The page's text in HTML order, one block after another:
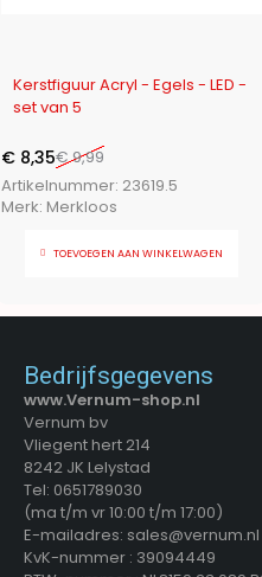
Kerstfiguur Acryl - Egels - LED -
set van 5
€9,99
€ 8,35
Artikelnummer: 23619.5
Merk: Merkloos
TOEVOEGEN AAN WINKELWAGEN
Bedrijfsgegevens
www.Vernum-shop.nl
Vernum bv
Vliegent hert 214
8242 JK Lelystad
Tel: 0651789030
(ma t/m vr 10:00 t/m 17:00)
E-mailadres: sales@vernum.nl
KvK-nummer : 39094449